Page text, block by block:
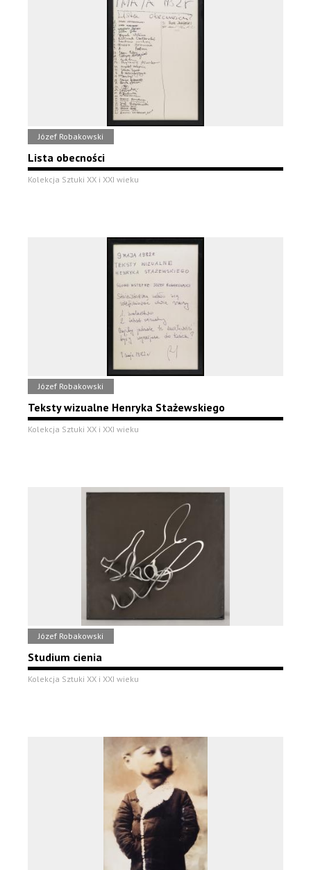
Józef Robakowski
Lista obecności
Kolekcja Sztuki XX i XXI wieku
Józef Robakowski
Teksty wizualne Henryka Stażewskiego
Kolekcja Sztuki XX i XXI wieku
Józef Robakowski
Studium cienia
Kolekcja Sztuki XX i XXI wieku